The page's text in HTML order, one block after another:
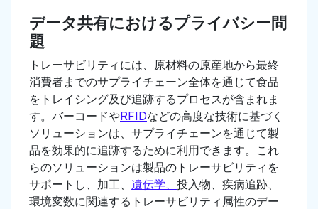
データ共有におけるプライバシー問
題
トレーサビリティには、原材料の原産地から最終
消費者までのサプライチェーン全体を通じて食品
をトレイシング及び追跡するプロセスが含まれま
す。バーコードやRFIDなどの高度な技術に基づく
ソリューションは、サプライチェーンを通じて製
品を効果的に追跡するために利用できます。これ
らのソリューションは製品のトレーサビリティを
サポートし、加工、 遺伝学、 投入物、疾病追跡、
環境変数に関連するトレーサビリティ属性のデー